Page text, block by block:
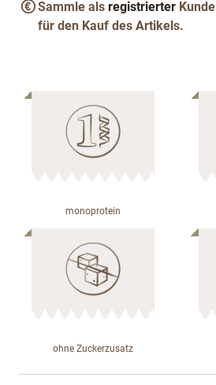
Sammle als registrierterKunde
für den Kauf des Artikels.
monoprotein
ohne Zuckerzusatz